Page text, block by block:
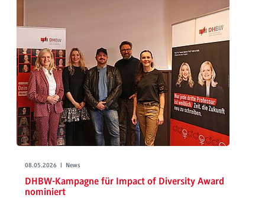
08.05.2026 | News
DHBW-Kampagne für Impact of Diversity Award
nominiert